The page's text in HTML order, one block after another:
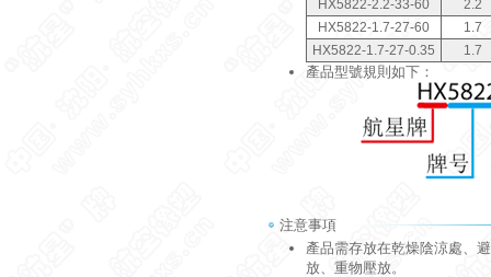
HX5822-2.2-33-60
2.2
HX5822-1.7-27-60
1.7
HX5822-1.7-27-0.35
1.7
產品型號規則如下：
注意事項
產品需存放在乾燥陰涼處、
放、重物壓放。